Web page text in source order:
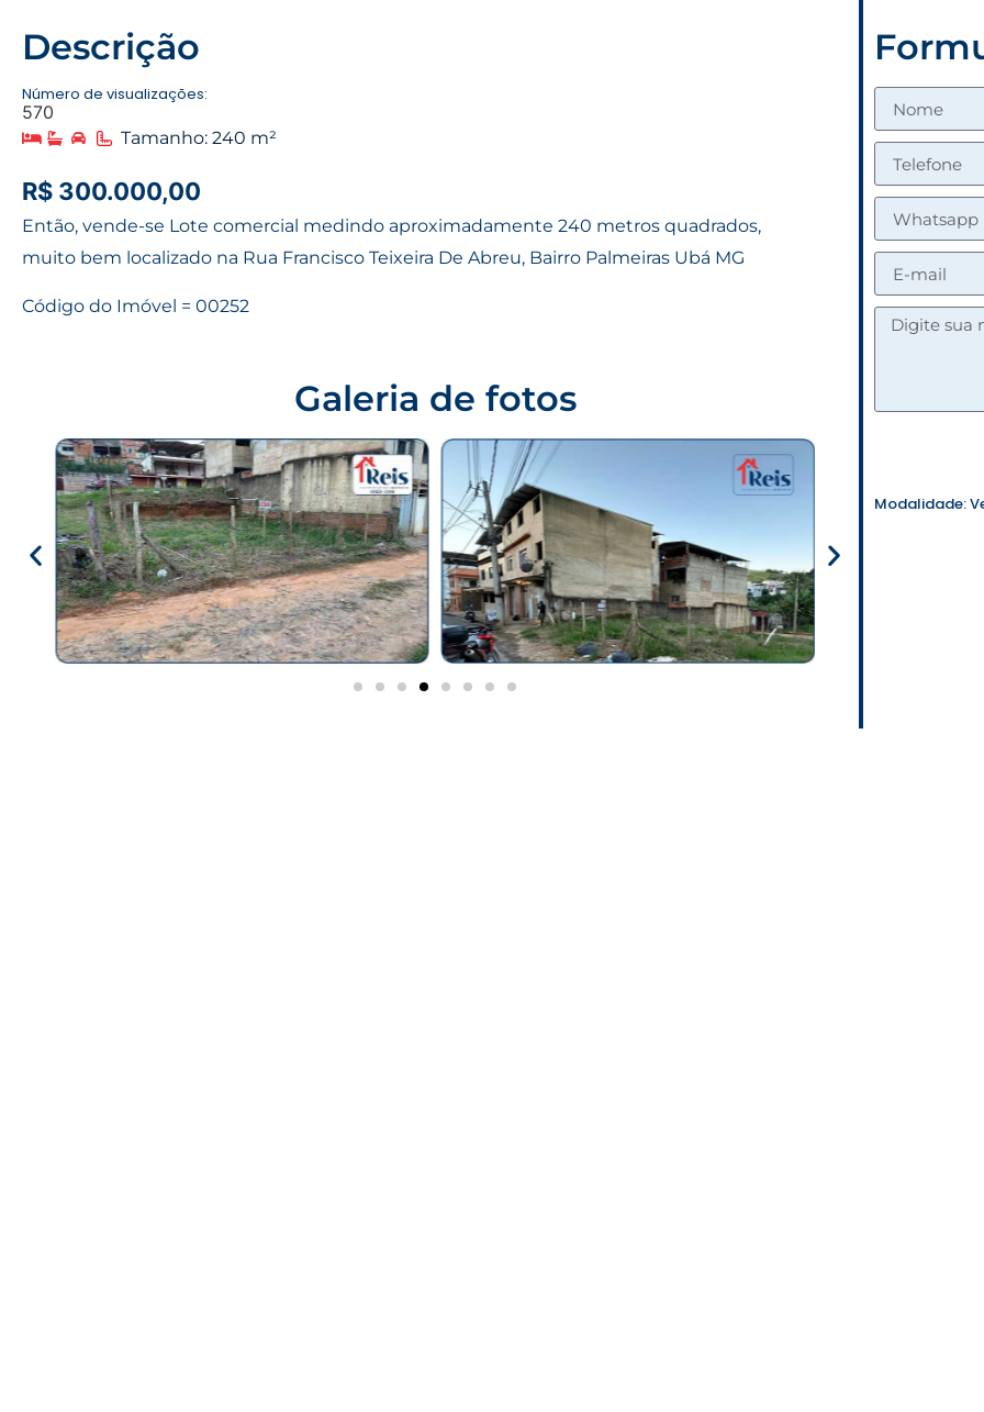
Descrição
Número de visualizações:
570
Tamanho: 240 m²
R$ 300.000,00
Então, vende-se Lote comercial medindo aproximadamente 240 metros quadrados,
muito bem localizado na Rua Francisco Teixeira De Abreu, Bairro Palmeiras Ubá MG
Código do Imóvel = 00252
Galeria de fotos
Modalidade: